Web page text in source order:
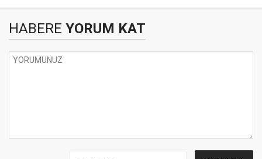
HABERE YORUM KAT